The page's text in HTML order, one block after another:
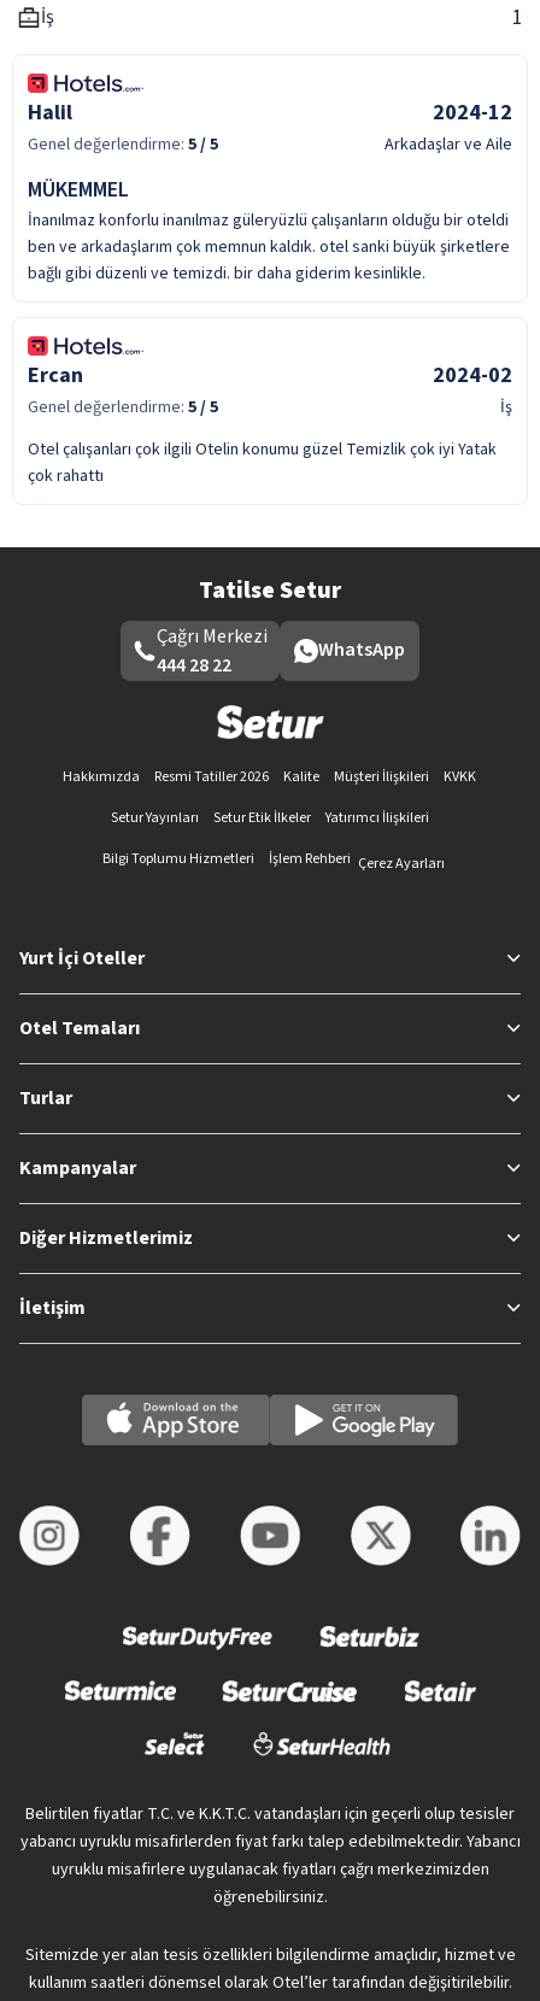
İş 1
Halil 2024-12
Genel değerlendirme: 5/ 5 Arkadaşlar ve Aile
MÜKEMMEL
İnanılmaz konforlu inanılmaz güleryüzlü çalışanların olduğu bir oteldi
ben ve arkadaşlarım çok memnun kaldık. otel sanki büyük şirketlere
bağlı gibi düzenli ve temizdi. bir daha giderim kesinlikle.
Ercan 2024-02
Genel değerlendirme: 5/ 5
İş
Otel çalışanları çok ilgili Otelin konumu güzel Temizlik çok iyi Yatak
çok rahattı
Tatilse Setur
Çağrı Merkezi
444 28 22
WhatsApp
Hakkımızda Resmi Tatiller 2026 Kalite Müşteri İlişkileri
KVKK
Setur Yayınları
Setur Etik İlkeler
Yatırımcı İlişkileri
Bilgi Toplumu Hizmetleri
İşlem Rehberi Çerez Ayarları
Yurt İçi Oteller
Otel Temaları
Turlar
Kampanyalar
Diğer Hizmetlerimiz
İletişim
Belirtilen fiyatlar T.C. ve K.K.T.C. vatandaşları için geçerli olup tesisler
yabancı uyruklu misafirlerden fiyat farkı talep edebilmektedir. Yabancı
uyruklu misafirlere uygulanacak fiyatları çağrı merkezimizden
öğrenebilirsiniz.
Sitemizde yer alan tesis özellikleri bilgilendirme amaçlıdır, hizmet ve
kullanım saatleri dönemsel olarak Otel’ler tarafından değişitirilebilir.